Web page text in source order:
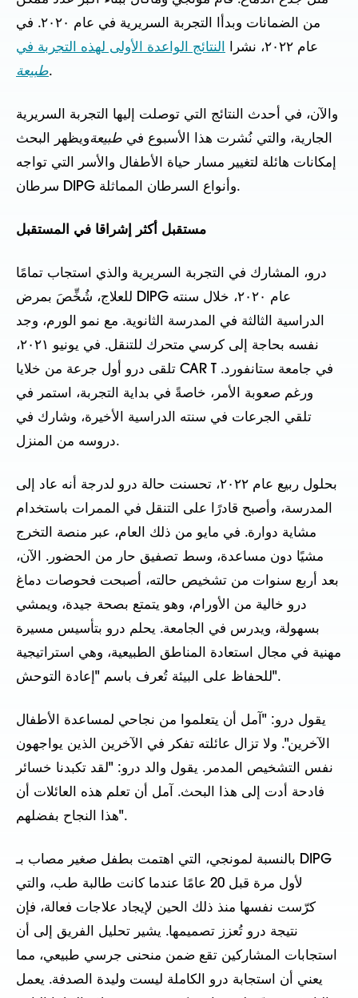
من الضمانات وبدأا التجربة السريرية في عام ٢٠٢٠. في
عام ٢٠٢٢، نشرا
النتائج الواعدة الأولى لهذه التجربة في
طبيعة.
والآن، في أحدث النتائج التي توصلت إليها التجربة السريرية
الجارية، والتي نُشرت هذا الأسبوع في طبيعةويظهر البحث
إمكانات هائلة لتغيير مسار حياة الأطفال والأسر التي تواجه
سرطان DIPG وأنواع السرطان المماثلة.
درو، المشارك في التجربة السريرية والذي استجاب تمامًا
للعلاج، شُخِّصَ بمرض DIPG عام ٢٠٢٠، خلال سنته
الدراسية الثالثة في المدرسة الثانوية. مع نمو الورم، وجد
نفسه بحاجة إلى كرسي متحرك للتنقل. في يونيو ٢٠٢١،
تلقى درو أول جرعة من خلايا CAR T في جامعة ستانفورد.
ورغم صعوبة الأمر، خاصةً في بداية التجربة، استمر في
تلقي الجرعات في سنته الدراسية الأخيرة، وشارك في
دروسه من المنزل.
بحلول ربيع عام ٢٠٢٢، تحسنت حالة درو لدرجة أنه عاد إلى
المدرسة، وأصبح قادرًا على التنقل في الممرات باستخدام
مشاية دوارة. في مايو من ذلك العام، عبر منصة التخرج
مشيًا دون مساعدة، وسط تصفيق حار من الحضور. الآن،
بعد أربع سنوات من تشخيص حالته، أصبحت فحوصات دماغ
درو خالية من الأورام، وهو يتمتع بصحة جيدة، ويمشي
بسهولة، ويدرس في الجامعة. يحلم درو بتأسيس مسيرة
مهنية في مجال استعادة المناطق الطبيعية، وهي استراتيجية
للحفاظ على البيئة تُعرف باسم "إعادة التوحش".
يقول درو: "آمل أن يتعلموا من نجاحي لمساعدة الأطفال
الآخرين". ولا تزال عائلته تفكر في الآخرين الذين يواجهون
نفس التشخيص المدمر. يقول والد درو: "لقد تكبدنا خسائر
فادحة أدت إلى هذا البحث. آمل أن تعلم هذه العائلات أن
هذا النجاح بفضلهم".
بالنسبة لمونجي، التي اهتمت بطفل صغير مصاب بـ DIPG
لأول مرة قبل 20 عامًا عندما كانت طالبة طب، والتي
كرّست نفسها منذ ذلك الحين لإيجاد علاجات فعالة، فإن
نتيجة درو تُعزز تصميمها. يشير تحليل الفريق إلى أن
استجابات المشاركين تقع ضمن منحنى جرسي طبيعي، مما
يعني أن استجابة درو الكاملة ليست وليدة الصدفة. يعمل